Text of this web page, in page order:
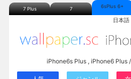
7 Plus 7 6sPlus 6+
日本語
iPhone6s Plus , iPhone6 Plus